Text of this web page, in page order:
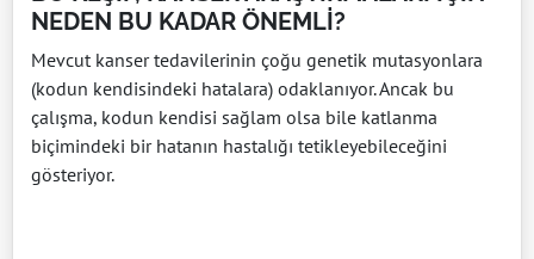
NEDEN BU KADAR ÖNEMLİ?
Mevcut kanser tedavilerinin çoğu genetik mutasyonlara
(kodun kendisindeki hatalara) odaklanıyor. Ancak bu
çalışma, kodun kendisi sağlam olsa bile katlanma
biçimindeki bir hatanın hastalığı tetikleyebileceğini
gösteriyor.